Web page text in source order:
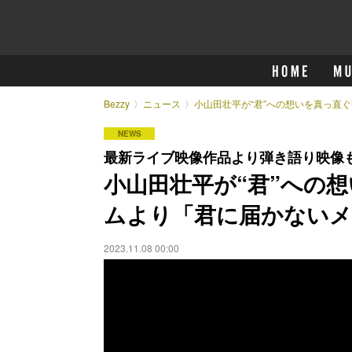
Bezzy ニュース 小山田壮平が“君”への想いを真っ
NEWS
最新ライブ映像作品より弾き語り映像
小山田壮平が“君”への
ムより「君に届かない
2023.11.08 00:00